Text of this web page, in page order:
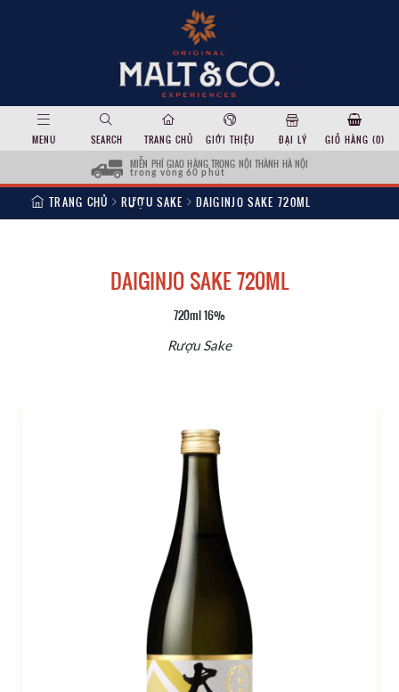
MENU SEARCH TRANG CHỦ GIỚI THIỆU ĐẠI LÝ GIỎ HÀNG (0)
MIỄN PHÍ GIAO HÀNG TRONG NỘI THÀNH HÀ NỘI
trong vòng 60 phút
TRANG CHỦ RƯỢU SAKE DAIGINJO SAKE 720ML
DAIGINJO SAKE 720ML
720ml 16%
Rượu Sake